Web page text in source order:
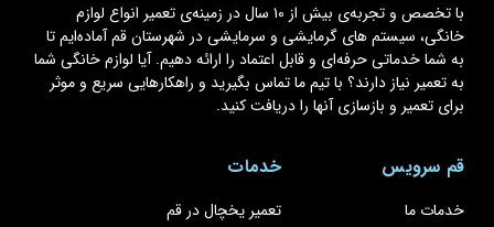
با تخصص و تجربه‌ی بیش از ۱۰ سال در زمینه‌ی تعمیر انواع لوازم
خانگی، سیستم های گرمایشی و سرمایشی در شهرستان قم آماده‌ایم تا
به شما خدماتی حرفه‌ای و قابل اعتماد را ارائه دهیم. آیا لوازم خانگی شما
به تعمیر نیاز دارند؟ با تیم ما تماس بگیرید و راهکارهایی سریع و موثر
برای تعمیر و بازسازی آنها را دریافت کنید.
قم سرویس
خدمات ما
خدمات
تعمیر یخچال در قم